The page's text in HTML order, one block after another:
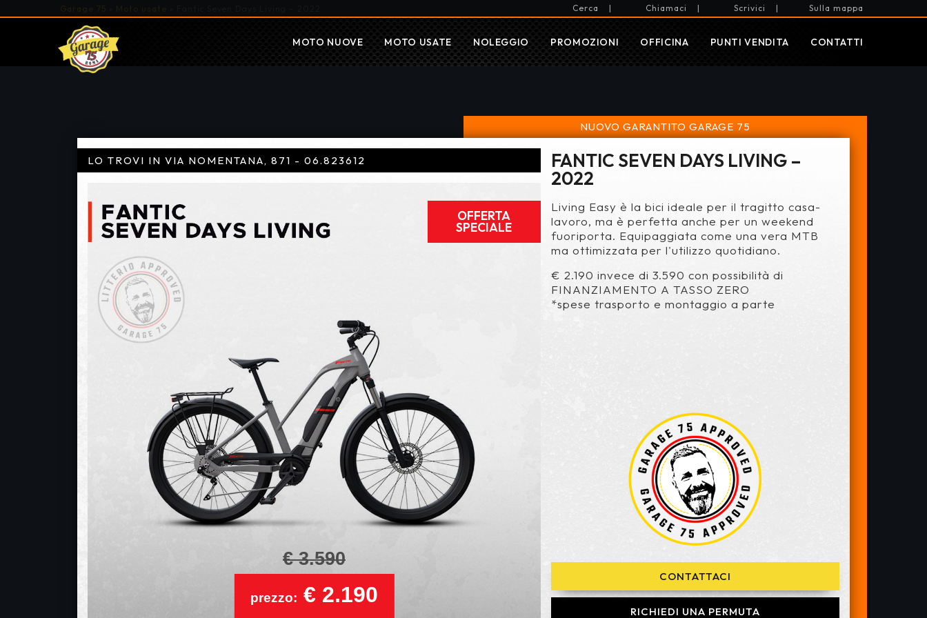
Cerca | Chiamaci | Scrivici | Sulla mappa
MOTO NUOVE MOTO USATE NOLEGGIO PROMOZIONI OFFICINA PUNTI VENDITA CONTATTI
NUOVO GARANTITO GARAGE 75
LO TROVI IN VIA NOMENTANA, 871 - 06.823612
€ 3.590
prezzo: € 2.190
OFFERTA
SPECIALE
FANTIC SEVEN DAYS LIVING –
2022
Living Easy è la bici ideale per il tragitto casa-
lavoro, ma è perfetta anche per un weekend
fuoriporta. Equipaggiata come una vera MTB
ma ottimizzata per l'utilizzo quotidiano.
€ 2.190 invece di 3.590 con possibilità di
FINANZIAMENTO A TASSO ZERO
*spese trasporto e montaggio a parte
CONTATTACI
RICHIEDI UNA PERMUTA